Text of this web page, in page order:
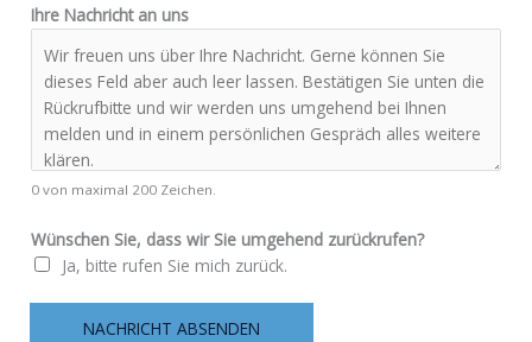
Ihre Nachricht an uns
0 von maximal 200 Zeichen.
Wünschen Sie, dass wir Sie umgehend zurückrufen?
Ja, bitte rufen Sie mich zurück.
NACHRICHT ABSENDEN